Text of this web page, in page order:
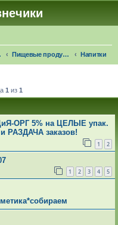
Пищевые продукты: 🍁☔🎓 ЧЕРЕЗ 21 ДЕНЬ НАСТУПИТ ОСЕНЬ! Напитки
1 из 1
ОРГ 5% на ЦЕЛЫЕ упак.
РАЗДАЧА заказов!
1 2
1 2 3 4 5